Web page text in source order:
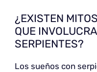
¿EXISTEN
QUE
SERPIENTES?
Los sueños con